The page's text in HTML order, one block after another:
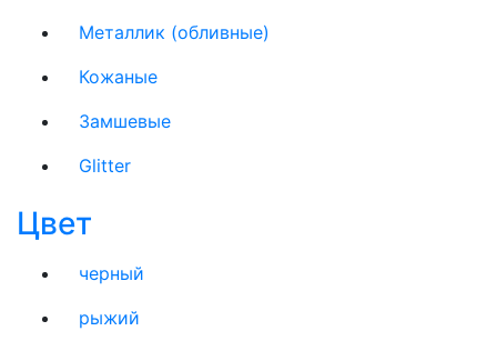
Металлик (обливные)
Кожаные
Замшевые
Glitter
Цвет
черный
рыжий